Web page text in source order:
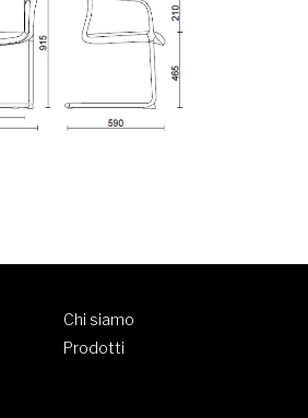
Chi siamo
Prodotti